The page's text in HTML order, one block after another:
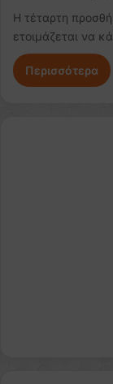
Η τέταρτη
ετοιμάζεται να
Περισσότερα